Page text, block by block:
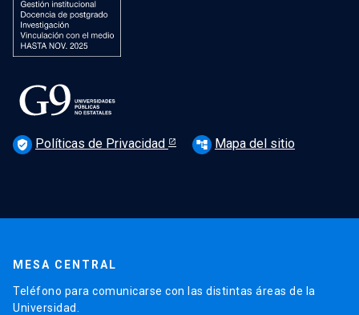
verified_user Políticas de Privacidad account_tree Mapa del sitio
MESA CENTRAL
Teléfono para comunicarse con las distintas áreas de la
Universidad.